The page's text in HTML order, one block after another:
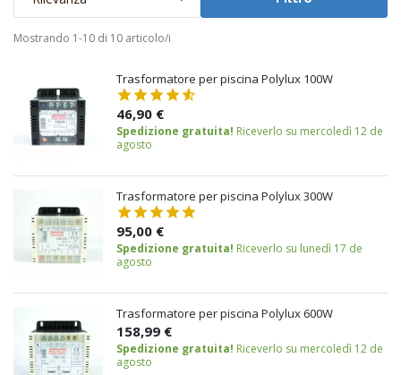
Mostrando 1-10 di 10 articolo/i
Trasformatore per piscina Polylux 100W
46,90 €
Spedizione gratuita! Riceverlo su mercoledì 12 de
agosto
Trasformatore per piscina Polylux 300W
95,00 €
Spedizione gratuita! Riceverlo su lunedì 17 de
agosto
Trasformatore per piscina Polylux 600W
158,99 €
Spedizione gratuita! Riceverlo su mercoledì 12 de
agosto